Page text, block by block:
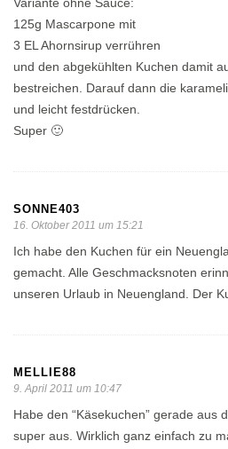
Variante ohne Sauce:
125g Mascarpone mit
3 EL Ahornsirup verrühren
und den abgekühlten Kuchen damit
bestreichen. Darauf dann die
und leicht festdrücken.
Super 🙂
SONNE403
16. Oktober 2011 um 15:21
Ich habe den Kuchen für ein
gemacht. Alle Geschmacksnoten
unseren Urlaub in Neuengland. Der
MELLIE88
9. April 2011 um 10:47
Habe den “Käsekuchen” gerade aus
super aus. Wirklich ganz einfach zu